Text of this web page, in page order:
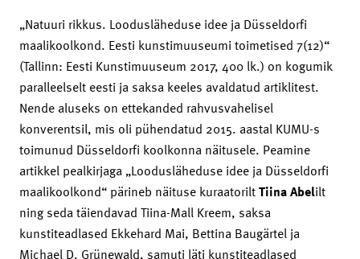
„Natuuri rikkus. Loodusläheduse idee ja Düsseldorfi
maalikoolkond. Eesti kunstimuuseumi toimetised 7(12)“
(Tallinn: Eesti Kunstimuuseum 2017, 400 lk.) on kogumik
paralleelselt eesti ja saksa keeles avaldatud artiklitest.
Nende aluseks on ettekanded rahvusvahelisel
konverentsil, mis oli pühendatud 2015. aastal KUMU-s
toimunud Düsseldorfi koolkonna näitusele. Peamine
artikkel pealkirjaga „Loodusläheduse idee ja Düsseldorfi
maalikoolkond“ pärineb näituse kuraatoriltTiina Abelilt
ning seda täiendavad Tiina-Mall Kreem, saksa
kunstiteadlased Ekkehard Mai, Bettina ­Baugärtel ja
Michael D. Grünewald, samuti läti kunstiteadlased